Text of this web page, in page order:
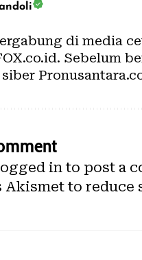
di media
Sebelum
in to post a
Akismet to reduce